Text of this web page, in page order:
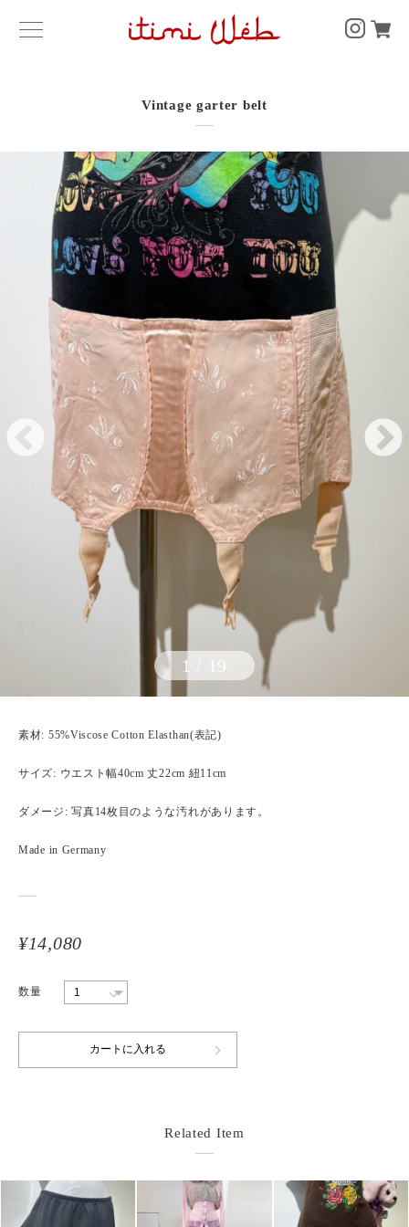
Vintage garter belt
1 19
素材: 55%Viscose Cotton Elasthan(表記)
サイズ: ウエスト幅40cm 丈22cm 紐11cm
ダメージ: 写真14枚目のような汚れがあります。
Made in Germany
¥14,080
数量
Related Item